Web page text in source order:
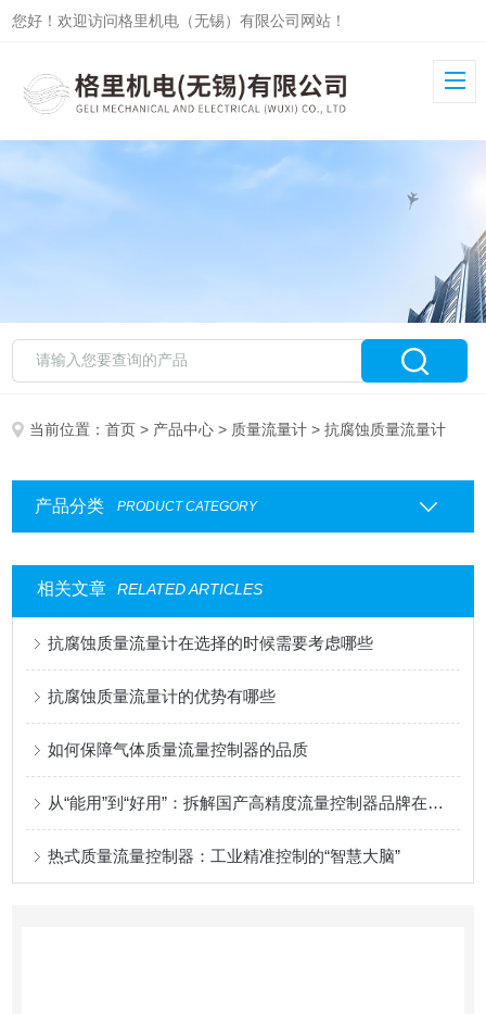
您好！欢迎访问格里机电（无锡）有限公司网站！
当前位置：首页 > 产品中心 > 质量流量计 > 抗腐蚀质量流量计
产品分类 PRODUCT CATEGORY
相关文章 RELATED ARTICLES
抗腐蚀质量流量计在选择的时候需要考虑哪些
抗腐蚀质量流量计的优势有哪些
如何保障气体质量流量控制器的品质
从“能用”到“好用”：拆解国产高精度流量控制器品牌在响应速度与长期稳定性上的技术突围
热式质量流量控制器：工业精准控制的“智慧大脑”